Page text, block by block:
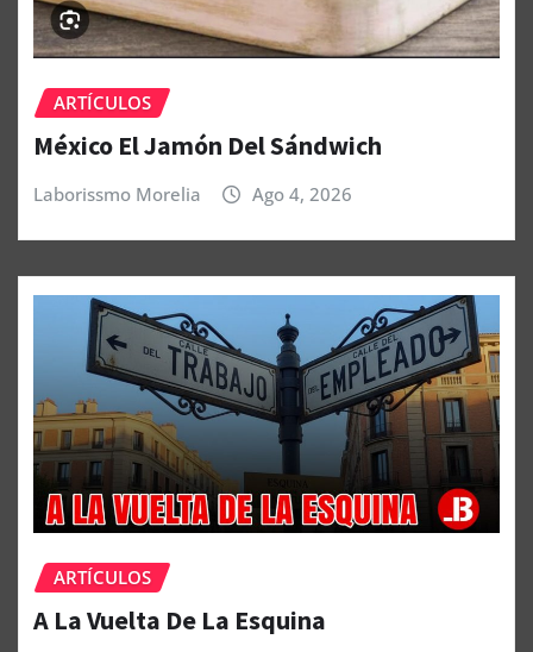
ARTÍCULOS
México El Jamón Del Sándwich
Laborissmo Morelia Ago 4, 2026
ARTÍCULOS
A La Vuelta De La Esquina